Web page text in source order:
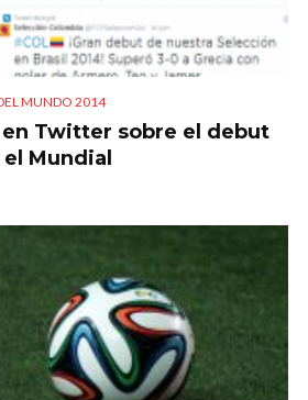
MUNDO 2014
en Twitter sobre el debut
Mundial